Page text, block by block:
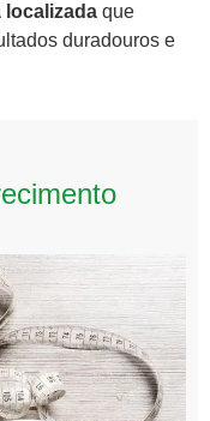
localizada que
duradouros e